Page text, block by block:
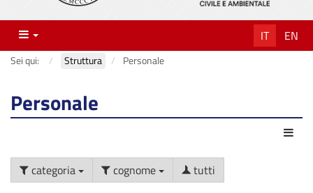
Menu IT EN
Sei qui: Struttura Personale
Personale
categoria cognome tutti